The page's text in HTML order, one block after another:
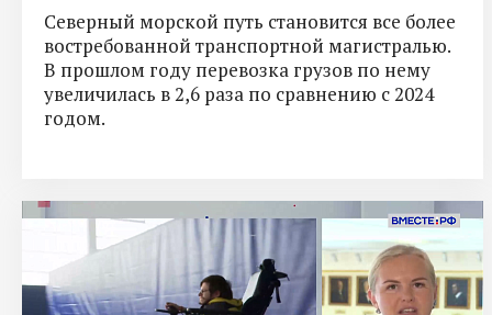
Северный морской путь становится все более
востребованной транспортной магистралью.
В прошлом году перевозка грузов по нему
увеличилась в 2,6 раза по сравнению с 2024
годом.